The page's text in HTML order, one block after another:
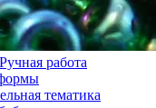
работа
тематика